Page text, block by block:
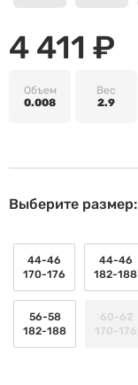
4 411 ₽
Объем
0.008
Вес
2.9
Выберите размер:
44-46
170-176
44-46
182-188
56-58
182-188
60-62
170-176